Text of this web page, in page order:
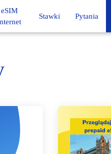
eSIM
Stawki Pytania